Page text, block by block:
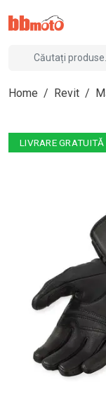
Home / Revit /
LIVRARE GRATUITĂ